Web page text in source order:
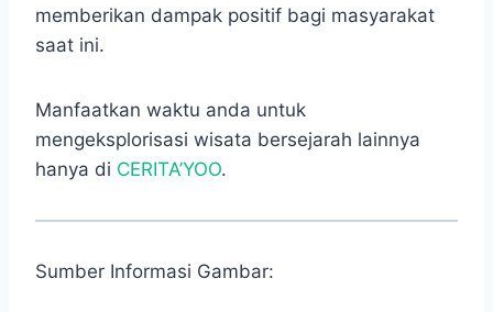
memberikan dampak positif bagi masyarakat
saat ini.
Manfaatkan waktu anda untuk
mengeksplorisasi wisata bersejarah lainnya
hanya di CERITA’YOO.
Sumber Informasi Gambar: